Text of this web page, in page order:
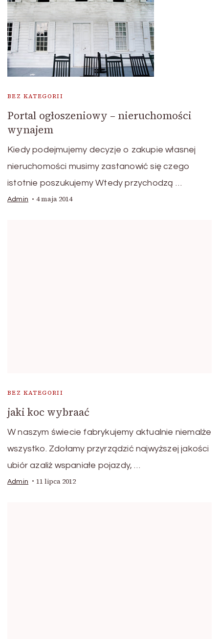
BEZ KATEGORII
Portal ogłoszeniowy – nieruchomości
wynajem
Kiedy podejmujemy decyzje o zakupie własnej
nieruchomości musimy zastanowić się czego
istotnie poszukujemy Wtedy przychodzą …
Admin 4 maja 2014
BEZ KATEGORII
jaki koc wybraać
W naszym świecie fabrykujemy aktualnie niemalże
wszystko. Zdołamy przyrządzić najwyższej jakości
ubiór azaliż wspaniałe pojazdy, …
Admin 11 lipca 2012